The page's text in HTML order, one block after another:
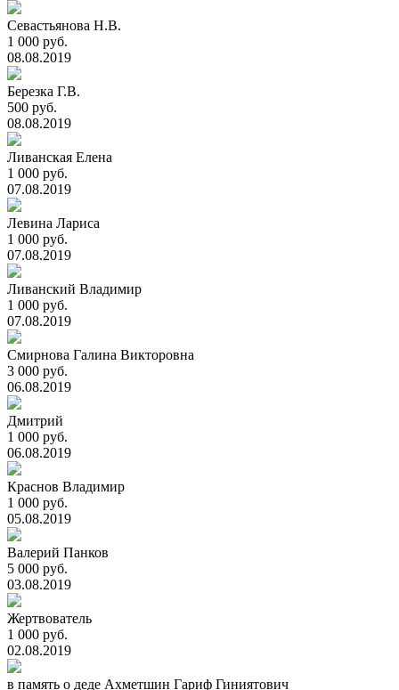
Севастьянова Н.В.
1 000 руб.
08.08.2019
Березка Г.В.
500 руб.
08.08.2019
Ливанская Елена
1 000 руб.
07.08.2019
Левина Лариса
1 000 руб.
07.08.2019
Ливанский Владимир
1 000 руб.
07.08.2019
Смирнова Галина Викторовна
3 000 руб.
06.08.2019
Дмитрий
1 000 руб.
06.08.2019
Краснов Владимир
1 000 руб.
05.08.2019
Валерий Панков
5 000 руб.
03.08.2019
Жертвователь
1 000 руб.
02.08.2019
в память о деде Ахметшин Гариф Гиниятович